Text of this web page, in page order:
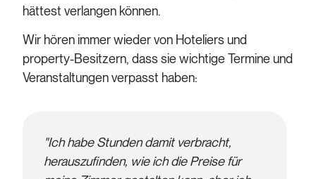
hättest verlangen können.
Wir hören immer wieder von Hoteliers und
property-Besitzern, dass sie wichtige Termine und
Veranstaltungen verpasst haben:
"Ich habe Stunden damit verbracht,
herauszufinden, wie ich die Preise für